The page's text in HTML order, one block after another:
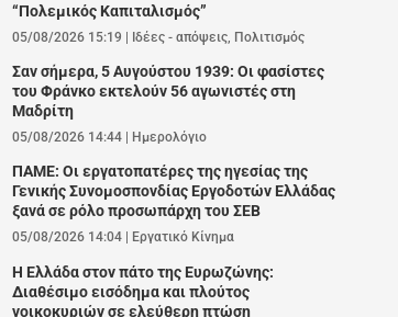
“Πολεμικός Καπιταλισμός”
05/08/2026 15:19 | Ιδέες - απόψεις Πολιτισμός
Σαν σήμερα, 5 Αυγούστου 1939: Οι φασίστες
του Φράνκο εκτελούν 56 αγωνιστές στη
Μαδρίτη
05/08/2026 14:44 Ημερολόγιο
ΠΑΜΕ: Οι εργατοπατέρες της ηγεσίας της
Γενικής Συνομοσπονδίας Εργοδοτών Ελλάδας
ξανά σε ρόλο προσωπάρχη του ΣΕΒ
05/08/2026 14:04 Εργατικό Κίνημα
Η Ελλάδα στον πάτο της Ευρωζώνης:
Διαθέσιμο εισόδημα και πλούτος
νοικοκυριών σε ελεύθερη πτώση